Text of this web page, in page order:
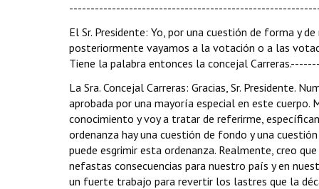
El Sr. Presidente: Yo, por una cuestión de forma y
posteriormente vayamos a la votación o a las
Tiene la palabra entonces la concejal
La Sra. Concejal Carreras: Gracias, Sr. Presidente.
aprobada por una mayoría especial en este
conocimiento y voy a tratar de referirme,
ordenanza hay una cuestión de fondo y una
puede esgrimir esta ordenanza. Realmente, creo
nefastas consecuencias para nuestro país y en
un fuerte trabajo para revertir los lastres que la